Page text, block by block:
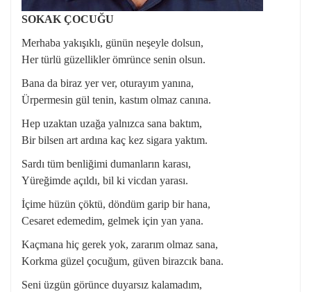
SOKAK ÇOCUĞU
Merhaba yakışıklı, günün neşeyle dolsun,
Her türlü güzellikler ömrünce senin olsun.
Bana da biraz yer ver, oturayım yanına,
Ürpermesin gül tenin, kastım olmaz canına.
Hep uzaktan uzağa yalnızca sana baktım,
Bir bilsen art ardına kaç kez sigara yaktım.
Sardı tüm benliğimi dumanların karası,
Yüreğimde açıldı, bil ki vicdan yarası.
İçime hüzün çöktü, döndüm garip bir hana,
Cesaret edemedim, gelmek için yan yana.
Kaçmana hiç gerek yok, zararım olmaz sana,
Korkma güzel çocuğum, güven birazcık bana.
Seni üzgün görünce duyarsız kalamadım,